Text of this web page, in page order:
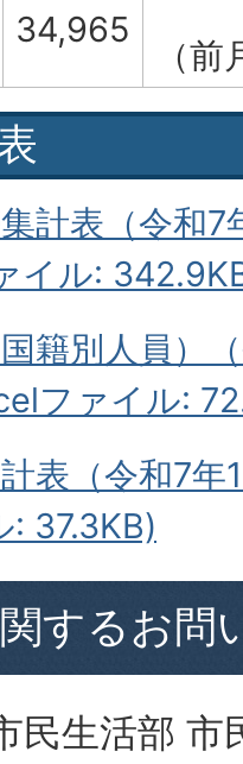
34,965
（
計表（令和7
イル:
籍別人員）
ファイル:
表（令和7年
: 37.3KB)
するお問
民生活部 市